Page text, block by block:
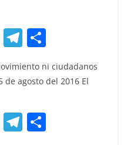
C
Li
n
T
e
gr
a
m
h
ar
ni ciudadanos
de agosto del 2016 El
C T